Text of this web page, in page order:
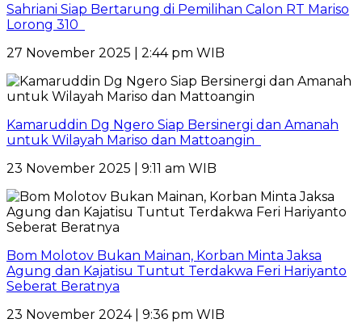
Sahriani Siap Bertarung di Pemilihan Calon RT Mariso
Lorong 310
27 November 2025 | 2:44 pm WIB
Kamaruddin Dg Ngero Siap Bersinergi dan Amanah
untuk Wilayah Mariso dan Mattoangin
23 November 2025 | 9:11 am WIB
Bom Molotov Bukan Mainan, Korban Minta Jaksa
Agung dan Kajatisu Tuntut Terdakwa Feri Hariyanto
Seberat Beratnya
23 November 2024 | 9:36 pm WIB